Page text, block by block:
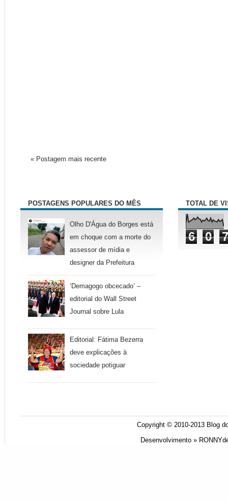
« Postagem mais recente
POSTAGENS POPULARES DO MÊS
Olho D'Água do Borges está
em choque com a morte do
assessor de mídia e
designer da Prefeitura
‘Demagogo obcecado’ –
editorial do Wall Street
Journal sobre Lula
Editorial: Fátima Bezerra
deve explicações à
sociedade potiguar
TOTAL DE
6 0 7
Copyright © 2010-2013 Blog
Desenvolvimento »